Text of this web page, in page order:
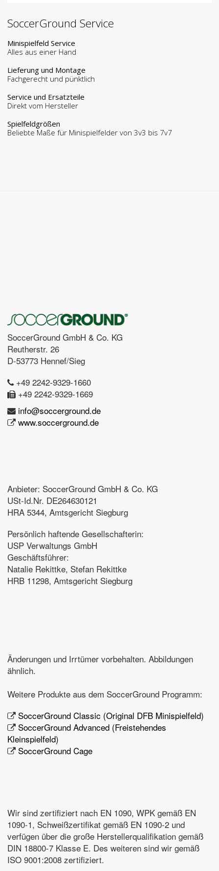
SoccerGround Service
Minispielfeld Service
Alles aus einer Hand
Lieferung und Montage
Fachgerecht und pünktlich
Service und Ersatzteile
Direkt vom Hersteller
Spielfeldgrößen
Beliebte Maße für Minispielfelder von 3v3 bis 7v7
SoccerGround GmbH & Co. KG
Reutherstr. 26
D-53773 Hennef/Sieg
+49 2242-9329-1660
+49 2242-9329-1669
info@soccerground.de
www.soccerground.de
Anbieter: SoccerGround GmbH & Co. KG
USt-Id.Nr. DE264630121
HRA 5344, Amtsgericht Siegburg
Persönlich haftende Gesellschafterin:
USP Verwaltungs GmbH
Geschäftsführer:
Natalie Rekittke, Stefan Rekittke
HRB 11298, Amtsgericht Siegburg
Änderungen und Irrtümer vorbehalten. Abbildungen
ähnlich.
Weitere Produkte aus dem SoccerGround Programm:
SoccerGround Classic (Original DFB Minispielfeld)
SoccerGround Advanced (Freistehendes
Kleinspielfeld)
SoccerGround Cage
Wir sind zertifiziert nach EN 1090, WPK gemäß EN
1090-1, Schweißzertifikat gemäß EN 1090-2 und
verfügen über die große Herstellerqualifikation gemäß
DIN 18800-7 Klasse E. Des weiteren sind wir gemäß
ISO 9001:2008 zertifiziert.